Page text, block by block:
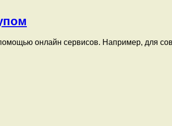
онлайн сервисов. Например, для